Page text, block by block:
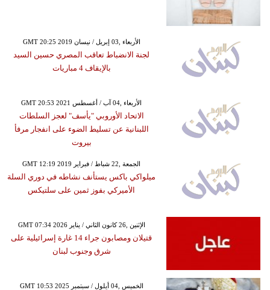
GMT 20:25 2019 الأربعاء ,03 إبريل / نيسان
لجنة الانضباط تعاقب المصري حسين السيد
بالإيقاف 4 مباريات
GMT 20:53 2021 الأربعاء ,04 آب / أغسطس
الاتحاد الأوروبي "يأسف" لعجز السلطات
اللبنانية عن تسليط الضوء على انفجار مرفأ
بيروت
GMT 12:19 2019 الجمعة ,22 شباط / فبراير
ميلواكي باكس يستأنف نشاطه في دوري السلة
الأميركي بفوز ثمين على سلتيكس
GMT 07:34 2026 الإثنين ,26 كانون الثاني / يناير
قتيلان ومصابون جراء 14 غارة إسرائيلية على
شرق وجنوب لبنان
GMT 10:53 2025 الخميس ,04 أيلول / سبتمبر